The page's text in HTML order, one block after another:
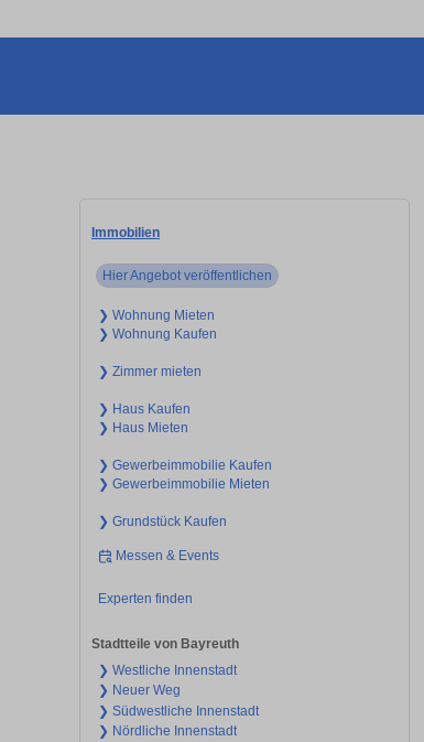
Immobilien
Hier Angebot veröffentlichen
❯ Wohnung Mieten
❯ Wohnung Kaufen
❯ Zimmer mieten
❯ Haus Kaufen
❯ Haus Mieten
❯ Gewerbeimmobilie Kaufen
❯ Gewerbeimmobilie Mieten
❯ Grundstück Kaufen
Messen & Events
Experten finden
Stadtteile von Bayreuth
❯ Westliche Innenstadt
❯ Neuer Weg
❯ Südwestliche Innenstadt
❯ Nördliche Innenstadt